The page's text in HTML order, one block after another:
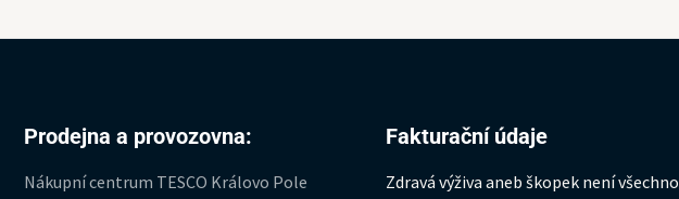
Prodejna a provozovna:
Nákupní centrum TESCO Královo Pole
Fakturační údaje
Zdravá výživa aneb škopek není všechno